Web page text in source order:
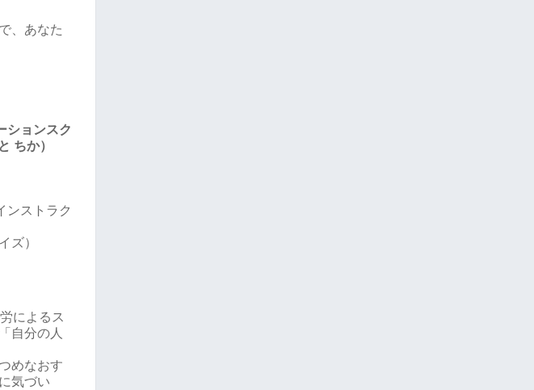
、あなた
ションスク
ちか）
ンストラク
ズ）
によるス
自分の人
めなおす
気づい